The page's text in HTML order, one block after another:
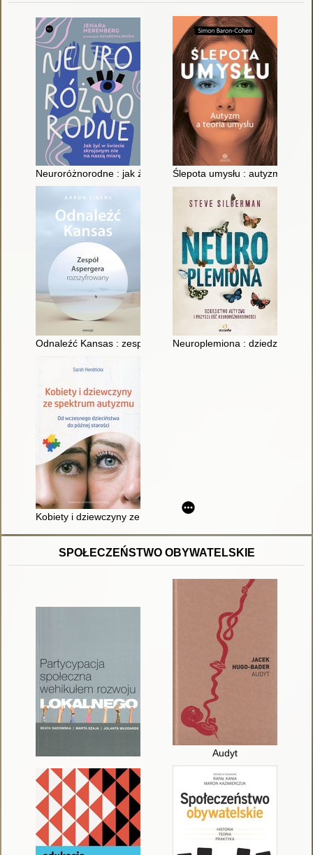
Neuroróżnorodne : jak żyć w świecie skrojonym nie na naszą
Ślepota umysłu : autyzm a
Odnaleźć Kansas : zespół Aspergera rozszyfrowany
Neuroplemiona : dziedzictwo
Kobiety i dziewczyny ze spektrum autyzmu : od wczesnego
SPOŁECZEŃSTWO OBYWATELSKIE
Audyt